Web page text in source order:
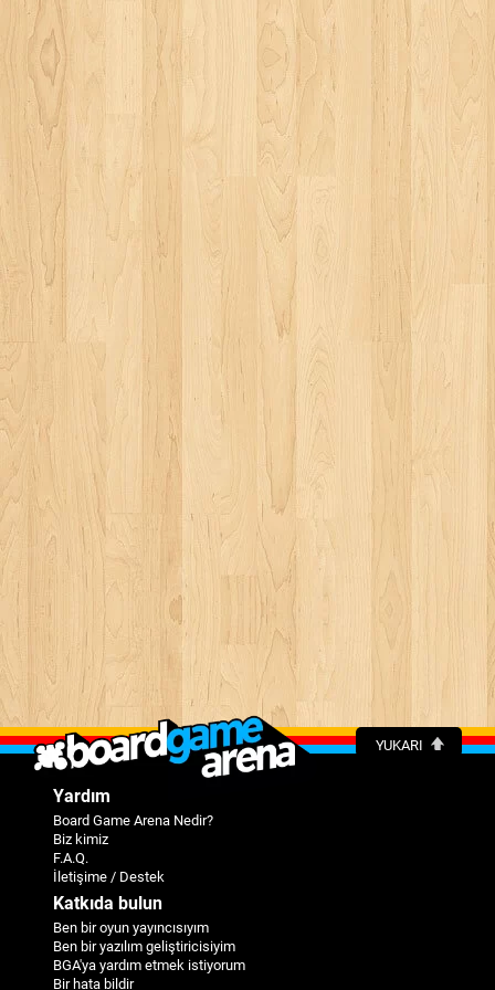
YUKARI
Yardım
Board Game Arena Nedir?
Biz kimiz
F.A.Q.
İletişime / Destek
Katkıda bulun
Ben bir oyun yayıncısıyım
Ben bir yazılım geliştiricisiyim
BGA'ya yardım etmek istiyorum
Bir hata bildir